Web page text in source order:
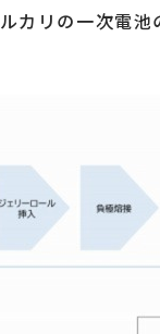
カリの一次電